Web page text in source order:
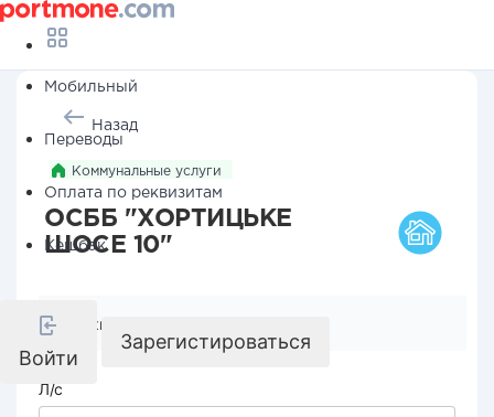
Мобильный
Переводы
Оплата по реквизитам
Кешбэк
Войти
Зарегистироваться
Назад
Коммунальные услуги
ОСББ "ХОРТИЦЬКЕ
ШОСЕ 10"
Реквизиты компании
Л/с